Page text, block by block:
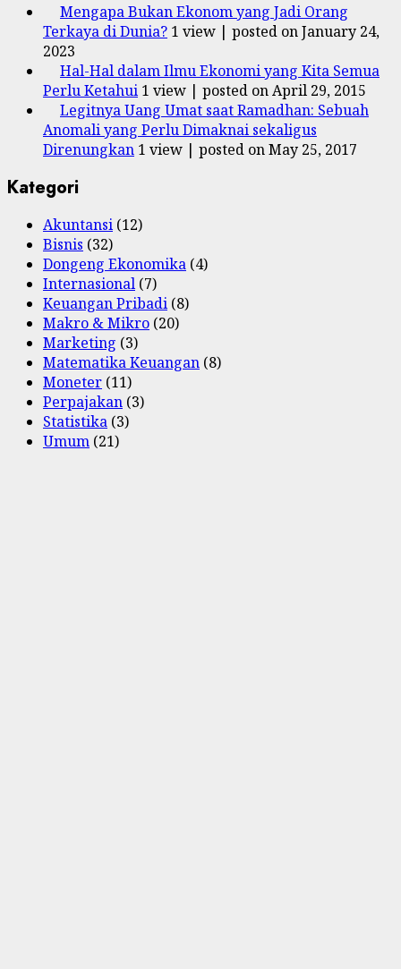
Mengapa Bukan Ekonom yang Jadi Orang
Terkaya di Dunia? 1 view | posted on January 24,
2023
Hal-Hal dalam Ilmu Ekonomi yang Kita Semua
Perlu Ketahui 1 view | posted on April 29, 2015
Legitnya Uang Umat saat Ramadhan: Sebuah
Anomali yang Perlu Dimaknai sekaligus
Direnungkan 1 view | posted on May 25, 2017
Kategori
Akuntansi (12)
Bisnis (32)
Dongeng Ekonomika (4)
Internasional (7)
Keuangan Pribadi (8)
Makro & Mikro (20)
Marketing (3)
Matematika Keuangan (8)
Moneter (11)
Perpajakan (3)
Statistika (3)
Umum (21)